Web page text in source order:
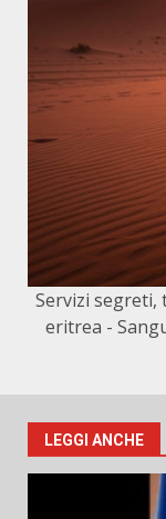
Servizi segreti,
eritrea -
LEGGI ANCHE